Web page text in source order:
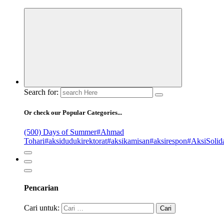
Search for:
Or check our Popular Categories...
(500) Days of Summer#Ahmad
Tohari#aksidudukirektorat#aksikamisan#aksirespon
Pencarian
Cari untuk: